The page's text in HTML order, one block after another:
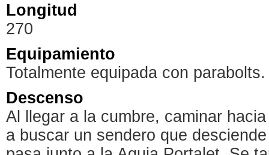
Longitud
270
Equipamiento
Totalmente equipada con
Descenso
Al llegar a la cumbre, caminar
a buscar un sendero que